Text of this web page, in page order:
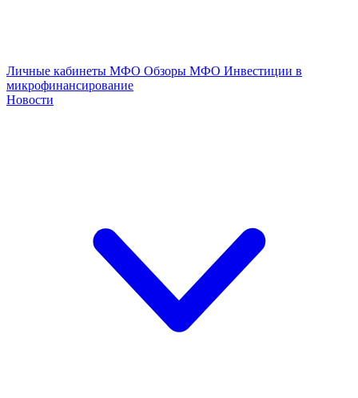
Личные кабинеты МФО Обзоры МФО Инвестиции в
микрофинансирование
Новости